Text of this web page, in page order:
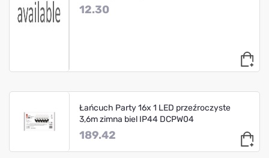
12.30
Łańcuch Party 16x 1 LED przeźroczyste
3,6m zimna biel IP44 DCPW04
189.42